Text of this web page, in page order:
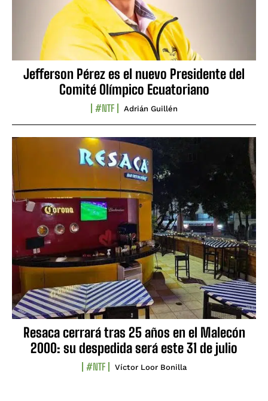
Jefferson Pérez es el nuevo Presidente del
Comité Olímpico Ecuatoriano
#NTF Adrián Guillén
Resaca cerrará tras 25 años en el Malecón
2000: su despedida será este 31 de julio
#NTF Víctor Loor Bonilla